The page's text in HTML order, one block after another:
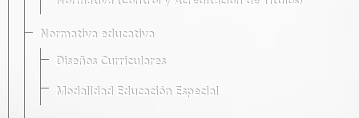
Normativa educativa
Diseños Curriculares
Modalidad Educación Especial